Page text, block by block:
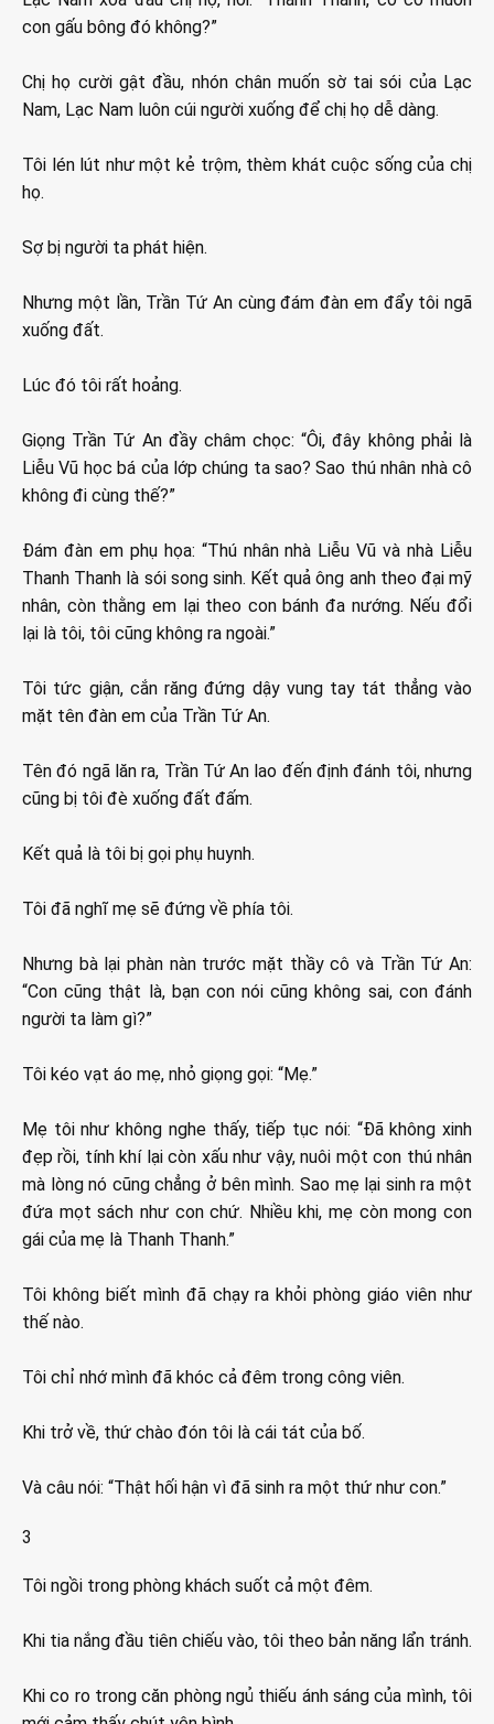
con gấu bông đó không?”
Chị họ cười gật đầu, nhón chân muốn sờ tai sói của Lạc
Nam, Lạc Nam luôn cúi người xuống để chị họ dễ dàng.
Tôi lén lút như một kẻ trộm, thèm khát cuộc sống của chị
họ.
Sợ bị người ta phát hiện.
Nhưng một lần, Trần Tứ An cùng đám đàn em đẩy tôi ngã
xuống đất.
Lúc đó tôi rất hoảng.
Giọng Trần Tứ An đầy châm chọc: “Ôi, đây không phải là
Liễu Vũ học bá của lớp chúng ta sao? Sao thú nhân nhà cô
không đi cùng thế?”
Đám đàn em phụ họa: “Thú nhân nhà Liễu Vũ và nhà Liễu
Thanh Thanh là sói song sinh. Kết quả ông anh theo đại mỹ
nhân, còn thằng em lại theo con bánh đa nướng. Nếu đổi
lại là tôi, tôi cũng không ra ngoài.”
Tôi tức giận, cắn răng đứng dậy vung tay tát thẳng vào
mặt tên đàn em của Trần Tứ An.
Tên đó ngã lăn ra, Trần Tứ An lao đến định đánh tôi, nhưng
cũng bị tôi đè xuống đất đấm.
Kết quả là tôi bị gọi phụ huynh.
Tôi đã nghĩ mẹ sẽ đứng về phía tôi.
Nhưng bà lại phàn nàn trước mặt thầy cô và Trần Tứ An:
“Con cũng thật là, bạn con nói cũng không sai, con đánh
người ta làm gì?”
Tôi kéo vạt áo mẹ, nhỏ giọng gọi: “Mẹ.”
Mẹ tôi như không nghe thấy, tiếp tục nói: “Đã không xinh
đẹp rồi, tính khí lại còn xấu như vậy, nuôi một con thú nhân
mà lòng nó cũng chẳng ở bên mình. Sao mẹ lại sinh ra một
đứa mọt sách như con chứ. Nhiều khi, mẹ còn mong con
gái của mẹ là Thanh Thanh.”
Tôi không biết mình đã chạy ra khỏi phòng giáo viên như
thế nào.
Tôi chỉ nhớ mình đã khóc cả đêm trong công viên.
Khi trở về, thứ chào đón tôi là cái tát của bố.
Và câu nói: “Thật hối hận vì đã sinh ra một thứ như con.”
3
Tôi ngồi trong phòng khách suốt cả một đêm.
Khi tia nắng đầu tiên chiếu vào, tôi theo bản năng lẩn tránh.
Khi co ro trong căn phòng ngủ thiếu ánh sáng của mình, tôi